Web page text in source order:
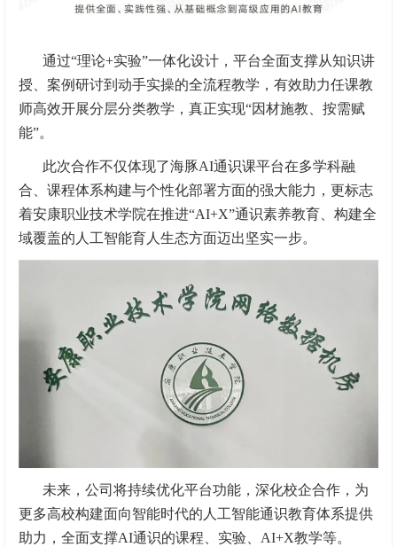
通过“理论+实验”一体化设计，平台全面支撑从知识讲
授、案例研讨到动手实操的全流程教学，有效助力任课教
师高效开展分层分类教学，真正实现“因材施教、按需赋
能”。
此次合作不仅体现了海豚AI通识课平台在多学科融
合、课程体系构建与个性化部署方面的强大能力，更标志
着安康职业技术学院在推进“AI+X”通识素养教育、构建全
域覆盖的人工智能育人生态方面迈出坚实一步。
未来，公司将持续优化平台功能，深化校企合作，为
更多高校构建面向智能时代的人工智能通识教育体系提供
助力，全面支撑AI通识的课程、实验、AI+X教学等。